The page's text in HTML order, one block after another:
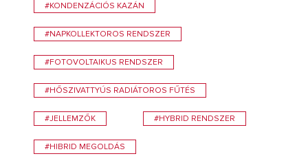
#KONDENZÁCIÓS KAZÁN
#NAPKOLLEKTOROS RENDSZER
#FOTOVOLTAIKUS RENDSZER
#HŐSZIVATTYÚS RADIÁTOROS FŰTÉS
#JELLEMZŐK #HYBRID RENDSZER
#HIBRID MEGOLDÁS